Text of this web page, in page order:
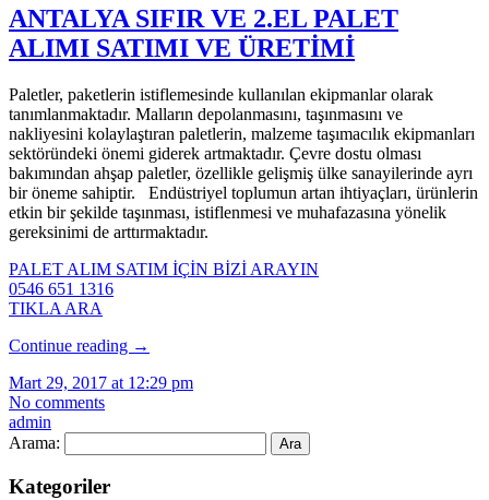
ANTALYA SIFIR VE 2.EL PALET
ALIMI SATIMI VE ÜRETİMİ
Paletler, paketlerin istiflemesinde kullanılan ekipmanlar olarak
tanımlanmaktadır. Malların depolanmasını, taşınmasını ve
nakliyesini kolaylaştıran paletlerin, malzeme taşımacılık ekipmanları
sektöründeki önemi giderek artmaktadır. Çevre dostu olması
bakımından ahşap paletler, özellikle gelişmiş ülke sanayilerinde ayrı
bir öneme sahiptir. Endüstriyel toplumun artan ihtiyaçları, ürünlerin
etkin bir şekilde taşınması, istiflenmesi ve muhafazasına yönelik
gereksinimi de arttırmaktadır.
PALET ALIM SATIM İÇİN BİZİ ARAYIN
0546 651 1316
TIKLA ARA
Continue reading →
Mart 29, 2017 at 12:29 pm
No comments
admin
Arama:
Kategoriler